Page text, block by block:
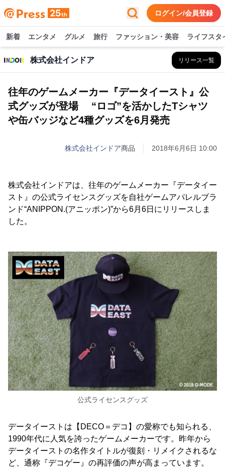
ログイン/会員登録
新着 エンタメ グルメ 旅行 ファッション・美容 ライフスタ
株式会社インドア リリース一覧
往年のゲームメーカー『データイースト』公
式グッズが登場 “ロゴ”を活かしたTシャツ
や缶バッジなど4種グッズを6月発売
株式会社インドア商品 2018年6月6日 10:00
株式会社インドアは、往年のゲームメーカー『データイー
スト』の公式ライセンスグッズを自社ゲームアパレルブラ
ンド“ANIPPON.(アニッポン)”から6月6日にリリースしま
した。
公式ライセンスグッズ
データイーストは【DECO＝デコ】の愛称でも知られる、
1990年代に人気を誇ったゲームメーカーです。昨年から
データイーストの名作タイトルが復刻・リメイクされるな
ど、通称『デコゲー』の再評価の声が高まっています。